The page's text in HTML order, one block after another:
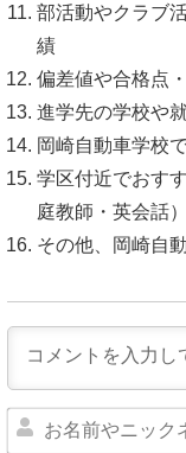
部活動やクラブ
績
偏差値や合格点
進学先の学校や
岡崎自動車学校
学区付近でおす
庭教師・英会話
その他、岡崎自